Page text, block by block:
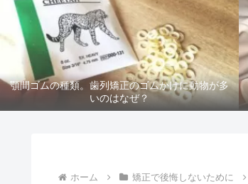
顎間ゴムの種類。歯列矯正のゴムかけに動物が多
いのはなぜ？
ホーム 矯正で後悔しないために